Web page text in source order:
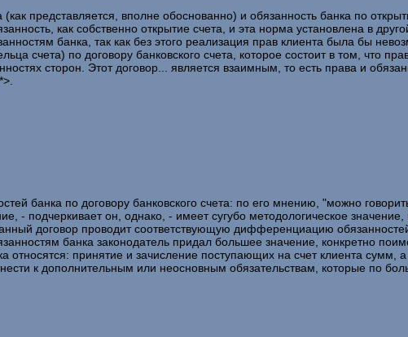
представляется, вполне обоснованно) и обязанность банка по
как собственно открытие счета, и эта норма установлена в
банка, так как без этого реализация прав клиента была бы
счета) по договору банковского счета, которое состоит в том, что
сторон. Этот договор... является взаимным, то есть права и
банка по договору банковского счета: по его мнению, "можно
- подчеркивает он, однако, - имеет сугубо методологическое
договор проводит соответствующую дифференциацию
банка законодатель придал большее значение, конкретно
принятие и зачисление поступающих на счет клиента сумм,
к дополнительным или неосновным обязательствам, которые по